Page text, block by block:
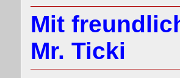
Mit
Mr. Ticki